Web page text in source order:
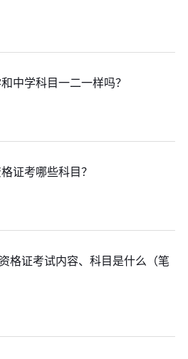
中学科目一二一样吗？
证考哪些科目？
格证考试内容、科目是什么（笔